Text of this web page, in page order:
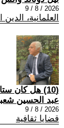
2026 / 8 / 9
العلمانية،
(10) هل كان ستالين مثقفًا...؟
عبد الحسين
2026 / 8 / 9
قضايا ثقافية